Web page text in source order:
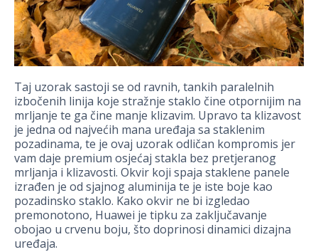
Taj uzorak sastoji se od ravnih, tankih paralelnih
izbočenih linija koje stražnje staklo čine otpornijim na
mrljanje te ga čine manje klizavim. Upravo ta klizavost
je jedna od najvećih mana uređaja sa staklenim
pozadinama, te je ovaj uzorak odličan kompromis jer
vam daje premium osjećaj stakla bez pretjeranog
mrljanja i klizavosti. Okvir koji spaja staklene panele
izrađen je od sjajnog aluminija te je iste boje kao
pozadinsko staklo. Kako okvir ne bi izgledao
premonotono, Huawei je tipku za zaključavanje
obojao u crvenu boju, što doprinosi dinamici dizajna
uređaja.